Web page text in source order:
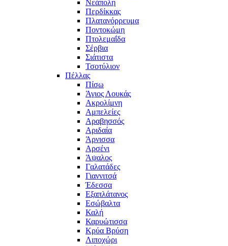
Νεάπολη
Περδίκκας
Πλατανόρρευμα
Ποντοκώμη
Πτολεμαΐδα
Σέρβια
Σιάτιστα
Τσοτύλιον
Πέλλας
Πίσω
Άγιος Λουκάς
Ακρολίμνη
Αμπελείες
Αραβησσός
Αριδαία
Άρνισσα
Αρσένι
Άψαλος
Γαλατάδες
Γιαννιτσά
Έδεσσα
Εξαπλάτανος
Εσώβαλτα
Καλή
Καρυώτισσα
Κρύα Βρύση
Λιποχώρι